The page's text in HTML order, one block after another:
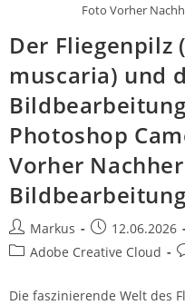
Foto Vorher
Der Fliegenpilz
muscaria) und
Photoshop
Vorher Nachher
Bildbearbeitung
Beitrags-
Autor:
Markus
Beitrag
veröffentlicht:
12.06.2026
Beitrags-
Adobe Creative Cloud
Die faszinierende Welt des